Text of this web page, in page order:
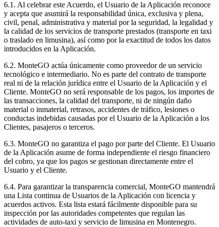
6.1. Al celebrar este Acuerdo, el Usuario de la Aplicación reconoce
y acepta que asumirá la responsabilidad única, exclusiva y plena,
civil, penal, administrativa y material por la seguridad, la legalidad y
la calidad de los servicios de transporte prestados (transporte en taxi
o traslado en limusina), así como por la exactitud de todos los datos
introducidos en la Aplicación.
6.2. MonteGO actúa únicamente como proveedor de un servicio
tecnológico e intermediario. No es parte del contrato de transporte
real ni de la relación jurídica entre el Usuario de la Aplicación y el
Cliente. MonteGO no será responsable de los pagos, los importes de
las transacciones, la calidad del transporte, ni de ningún daño
material o inmaterial, retrasos, accidentes de tráfico, lesiones o
conductas indebidas causadas por el Usuario de la Aplicación a los
Clientes, pasajeros o terceros.
6.3. MonteGO no garantiza el pago por parte del Cliente. El Usuario
de la Aplicación asume de forma independiente el riesgo financiero
del cobro, ya que los pagos se gestionan directamente entre el
Usuario y el Cliente.
6.4. Para garantizar la transparencia comercial, MonteGO mantendrá
una Lista continua de Usuarios de la Aplicación con licencia y
acuerdos activos. Esta lista estará fácilmente disponible para su
inspección por las autoridades competentes que regulan las
actividades de auto-taxi y servicio de limusina en Montenegro.